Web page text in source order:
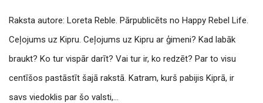
Raksta autore: Loreta Reble. Pārpublicēts no Happy Rebel Life.
Ceļojums uz Kipru. Ceļojums uz Kipru ar ģimeni? Kad labāk
braukt? Ko tur vispār darīt? Vai tur ir, ko redzēt? Par to visu
centīšos pastāstīt šajā rakstā. Katram, kurš pabijis Kiprā, ir
savs viedoklis par šo valsti,…